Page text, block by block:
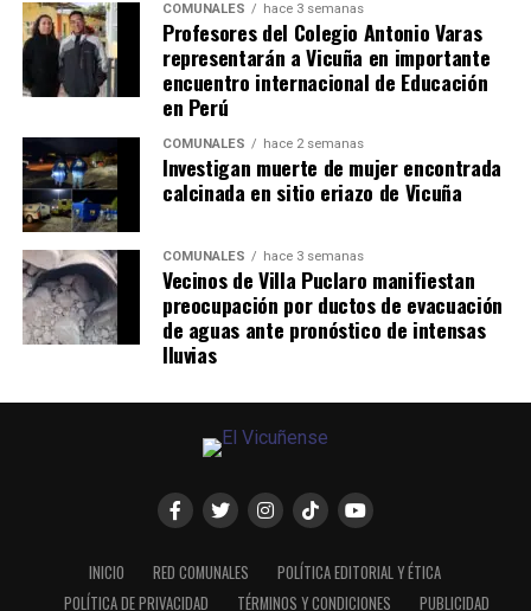
COMUNALES hace 3 semanas
Profesores del Colegio Antonio Varas
representarán a Vicuña en importante
encuentro internacional de Educación
en Perú
COMUNALES hace 2 semanas
Investigan muerte de mujer encontrada
calcinada en sitio eriazo de Vicuña
COMUNALES hace 3 semanas
Vecinos de Villa Puclaro manifiestan
preocupación por ductos de evacuación
de aguas ante pronóstico de intensas
lluvias
INICIO RED COMUNALES
POLÍTICA EDITORIAL Y ÉTICA
POLÍTICA DE PRIVACIDAD
TÉRMINOS Y CONDICIONES PUBLICIDAD